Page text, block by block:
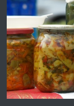
ПРЕДЛАГА
ПРЕДЛАГА